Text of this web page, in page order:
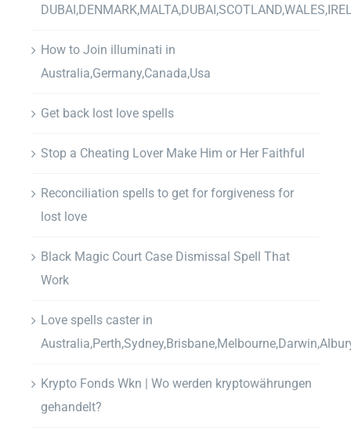
How to Join illuminati in
Australia,Germany,Canada,Usa
Get back lost love spells
Stop a Cheating Lover Make Him or Her Faithful
Reconciliation spells to get for forgiveness for
lost love
Black Magic Court Case Dismissal Spell That
Work
Love spells caster in
Krypto Fonds Wkn | Wo werden kryptowährungen
gehandelt?